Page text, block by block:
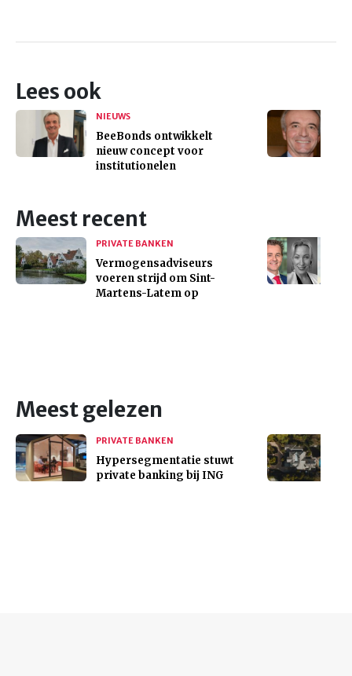
Lees ook
NIEUWS
BeeBonds ontwikkelt
nieuw concept voor
institutionelen
Meest recent
PRIVATE BANKEN
Vermogensadviseurs
voeren strijd om Sint-
Martens-Latem op
Meest gelezen
PRIVATE BANKEN
Hypersegmentatie stuwt
private banking bij ING